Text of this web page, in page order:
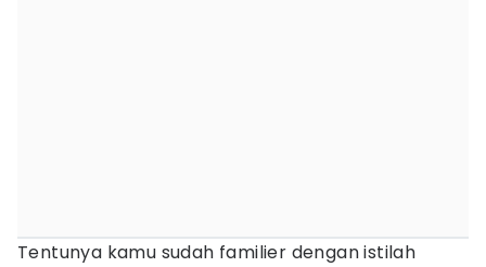
Tentunya kamu sudah familier dengan istilah